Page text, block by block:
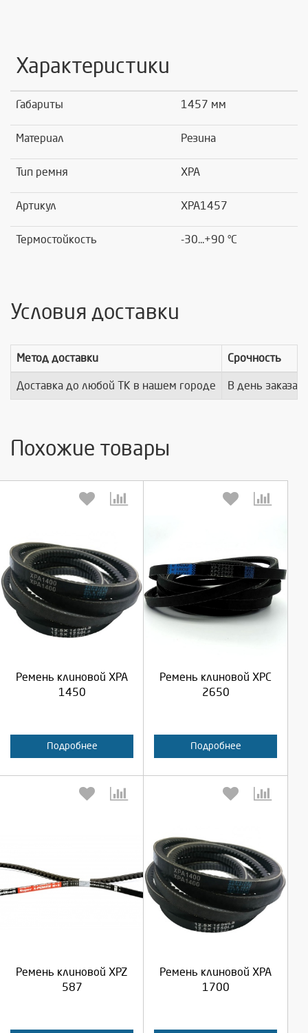
Характеристики
Габариты 1457 мм
Материал Резина
Тип ремня XPA
Артикул XPA1457
Термостойкость -30...+90 °C
Условия доставки
Метод доставки Срочность
Доставка до любой ТК в нашем городе В день заказа
Похожие товары
Ремень клиновой XPA
1450
Подробнее
Выберите количество:
Отмена
Ремень клиновой XPC
2650
Подробнее
Выберите количество:
Отмена
Ремень клиновой XPZ
587
Выберите количество:
Отмена
Ремень клиновой XPA
1700
Выберите количество:
Отмена